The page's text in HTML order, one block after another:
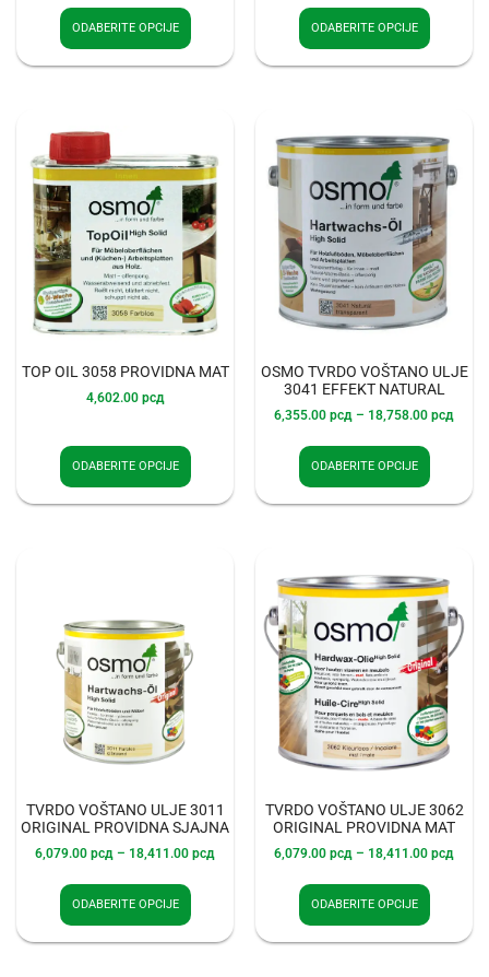
ODABERITE OPCIJE ODABERITE OPCIJE
TOP OIL 3058 PROVIDNA MAT
4,602.00 рсд
ODABERITE OPCIJE
OSMO TVRDO VOŠTANO ULJE
3041 EFFEKT NATURAL
6,355.00 рсд – 18,758.00 рсд
ODABERITE OPCIJE
TVRDO VOŠTANO ULJE 3011
ORIGINAL PROVIDNA SJAJNA
6,079.00 рсд – 18,411.00 рсд
ODABERITE OPCIJE
TVRDO VOŠTANO ULJE 3062
ORIGINAL PROVIDNA MAT
6,079.00 рсд – 18,411.00 рсд
ODABERITE OPCIJE